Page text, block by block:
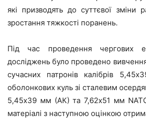
які призводять до суттєвої зміни
зростання тяжкості поранень.
Під час проведення чергових
досліджень було проведено
сучасних патронів калібрів
оболонкових куль зі сталевим
5,45х39 мм (АК) та 7,62х51 мм
матеріалі з наступною оцінкою